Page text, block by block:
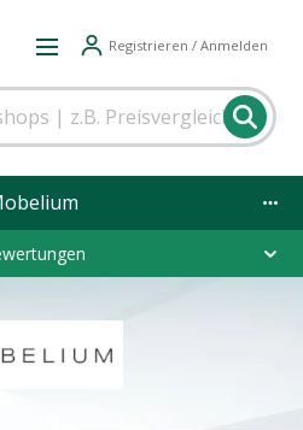
Registrieren / Anmelden